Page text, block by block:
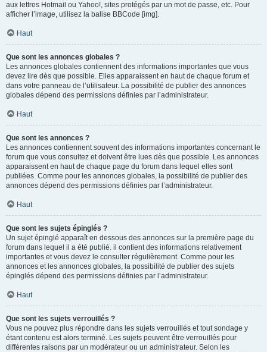
aux lettres Hotmail ou Yahoo!, sites protégés par un mot de passe, etc. Pour
afficher l’image, utilisez la balise BBCode [img].
Haut
Que sont les annonces globales ?
Les annonces globales contiennent des informations importantes que vous
devez lire dès que possible. Elles apparaissent en haut de chaque forum et
dans votre panneau de l’utilisateur. La possibilité de publier des annonces
globales dépend des permissions définies par l’administrateur.
Haut
Que sont les annonces ?
Les annonces contiennent souvent des informations importantes concernant le
forum que vous consultez et doivent être lues dès que possible. Les annonces
apparaissent en haut de chaque page du forum dans lequel elles sont
publiées. Comme pour les annonces globales, la possibilité de publier des
annonces dépend des permissions définies par l’administrateur.
Haut
Que sont les sujets épinglés ?
Un sujet épinglé apparaît en dessous des annonces sur la première page du
forum dans lequel il a été publié. il contient des informations relativement
importantes et vous devez le consulter régulièrement. Comme pour les
annonces et les annonces globales, la possibilité de publier des sujets
épinglés dépend des permissions définies par l’administrateur.
Haut
Que sont les sujets verrouillés ?
Vous ne pouvez plus répondre dans les sujets verrouillés et tout sondage y
étant contenu est alors terminé. Les sujets peuvent être verrouillés pour
différentes raisons par un modérateur ou un administrateur. Selon les